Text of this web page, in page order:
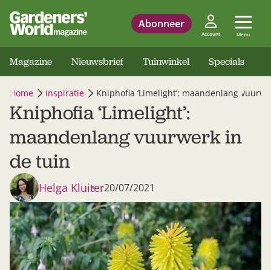
Abonneer
Account Menu
Magazine Nieuwsbrief Tuinwinkel Specials
Home Inspiratie Kniphofia ‘Limelight’: maandenlang
Kniphofia ‘Limelight’:
maandenlang vuurwerk in
de tuin
Helga Kluiter20/07/2021